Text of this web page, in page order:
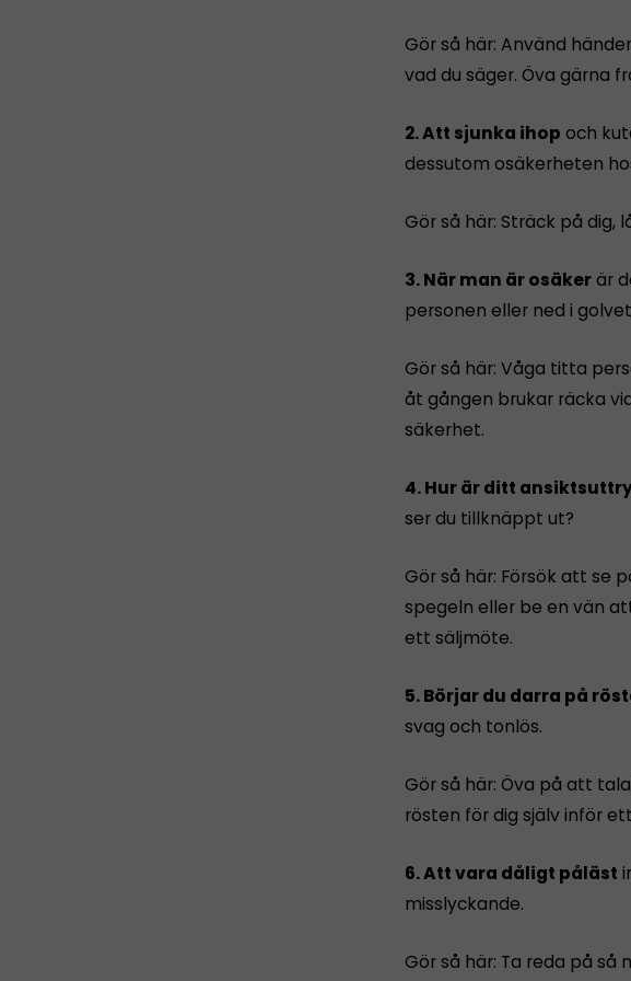
Gör så här: Använd
vad du säger. Öva gärna
2. Att sjunka ihop och
dessutom osäker­heten
Gör så här: Sträck på dig,
3. När man är osäkerär
personen eller ned i
Gör så här: Våga titta
åt gången brukar räcka
säkerhet.
4. Hur är ditt
ser du tillknäppt ut?
Gör så här: Försök att se
spegeln eller be en vän
ett säljmöte.
5. Börjar du darra på
svag och tonlös.
Gör så här: Öva på att
rösten för dig själv inför
6. Att vara dåligt påläst
misslyckande.
Gör så här: Ta reda på